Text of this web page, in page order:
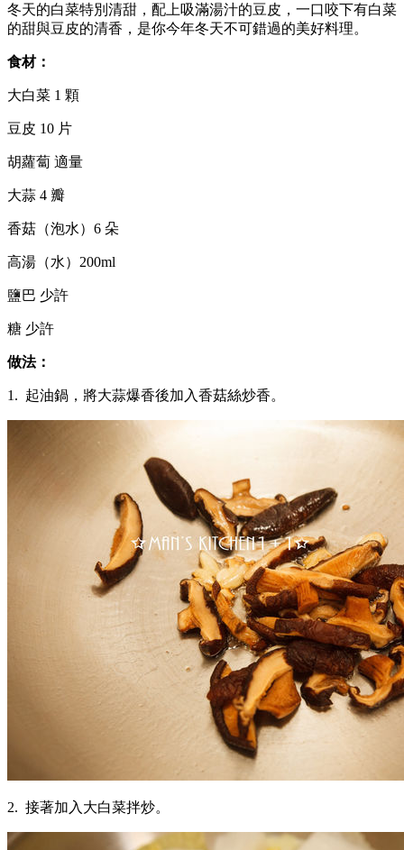
冬天的白菜特別清甜，配上吸滿湯汁的豆皮，一口咬下有白菜
的甜與豆皮的清香，是你今年冬天不可錯過的美好料理。
食材：
大白菜 1 顆
豆皮 10 片
胡蘿蔔 適量
大蒜 4 瓣
香菇（泡水）6 朵
高湯（水）200ml
鹽巴 少許
糖 少許
做法：
1. 起油鍋，將大蒜爆香後加入香菇絲炒香。
2. 接著加入大白菜拌炒。